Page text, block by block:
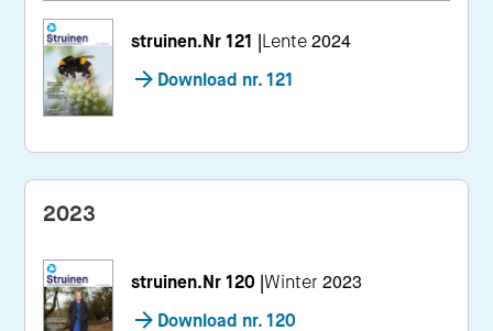
struinen.Nr 121 |Lente 2024
Download nr. 121
2023
struinen.Nr 120 |Winter 2023
Download nr. 120